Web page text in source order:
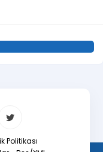
Politikası